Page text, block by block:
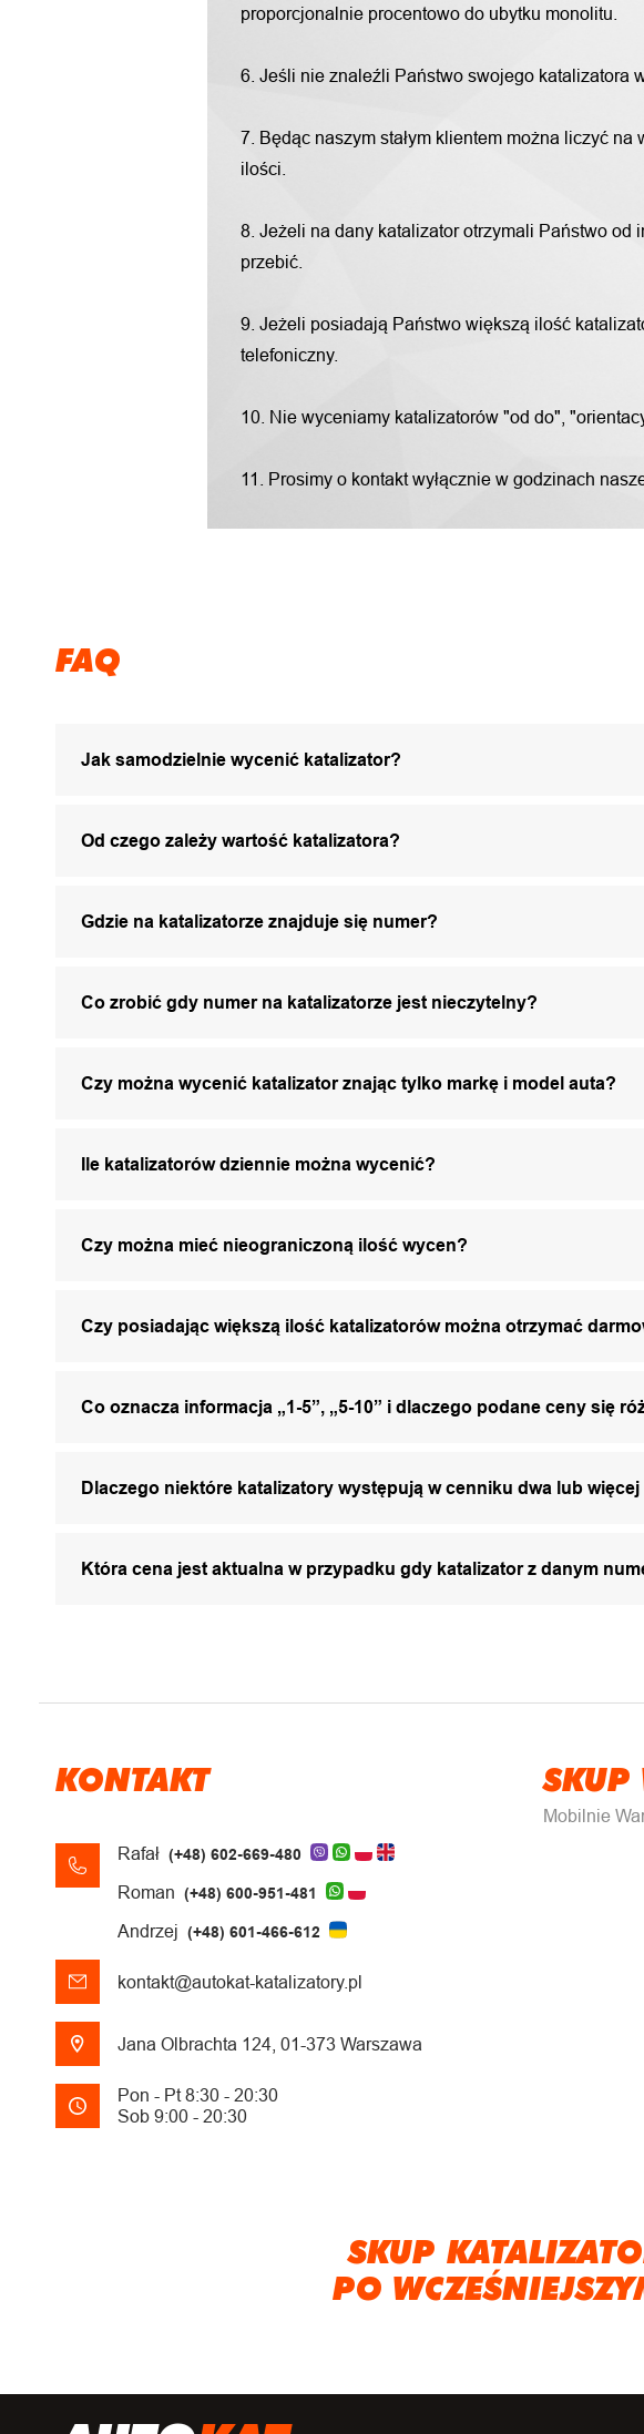
proporcjonalnie procentowo do ubytku monolitu.
6. Jeśli nie znaleźli Państwo swojego katalizatora
7. Będąc naszym stałym klientem można liczyć
ilości.
8. Jeżeli na dany katalizator otrzymali Państwo od
przebić.
9. Jeżeli posiadają Państwo większą ilość
telefoniczny.
10. Nie wyceniamy katalizatorów "od do",
11. Prosimy o kontakt wyłącznie w godzinach
FAQ
Jak samodzielnie wycenić katalizator?
Od czego zależy wartość katalizatora?
Gdzie na katalizatorze znajduje się numer?
Co zrobić gdy numer na katalizatorze jest nieczytelny?
Czy można wycenić katalizator znając tylko markę i model auta?
Ile katalizatorów dziennie można wycenić?
Czy można mieć nieograniczoną ilość wycen?
Czy posiadając większą ilość katalizatorów można otrzymać
Co oznacza informacja „1-5”, „5-10” i dlaczego podane ceny się
Dlaczego niektóre katalizatory występują w cenniku dwa lub więcej
Która cena jest aktualna w przypadku gdy katalizator z danym
KONTAKT
Rafał (+48) 602-669-480
Roman (+48) 600-951-481
Andrzej (+48) 601-466-612
kontakt@autokat-katalizatory.pl
Jana Olbrachta 124, 01-373 Warszawa
Pon - Pt 8:30 - 20:30
Sob 9:00 - 20:30
SKUP
Mobilnie
SKUP
PO